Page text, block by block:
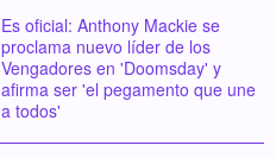
Es oficial: Anthony Mackie se
proclama nuevo líder de los
Vengadores en 'Doomsday' y
afirma ser 'el pegamento que une
a todos'